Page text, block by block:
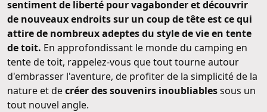
sentiment de liberté pour vagabonder et découvrir
de nouveaux endroits sur un coup de tête est ce qui
attire de nombreux adeptes du style de vie en tente
de toit. En approfondissant le monde du camping en
tente de toit, rappelez-vous que tout tourne autour
d'embrasser l'aventure, de profiter de la simplicité de la
nature et decréer des souvenirs inoubliablessous un
tout nouvel angle.